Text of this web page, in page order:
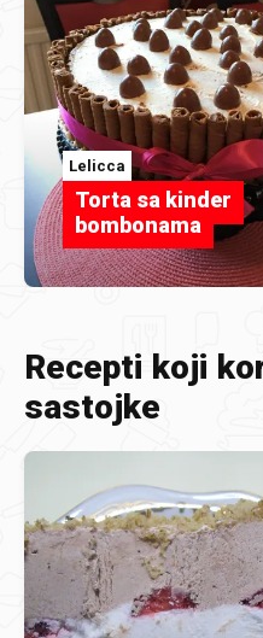
Lelicca
Torta sa kinder
bombonama
Recepti koji
sastojke